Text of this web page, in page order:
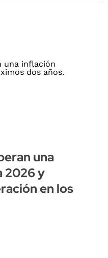
una
2026 y
en los